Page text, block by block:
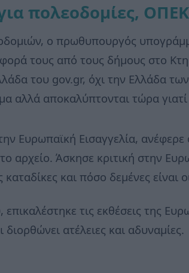
πολεοδομίες,
ο πρωθυπουργός
τους από τους δήμους στο
του gov.gr, όχι την Ελλάδα
αλλά αποκαλύπτονται τώρα
Ευρωπαϊκή Εισαγγελία,
αρχείο. Άσκησε κριτική στην
και πόσο δεμένες είναι
επικαλέστηκε τις εκθέσεις της
ατέλειες και αδυναμίες.